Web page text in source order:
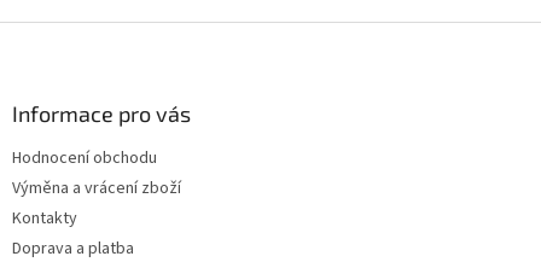
i
Informace pro vás
Hodnocení obchodu
Výměna a vrácení zboží
Kontakty
Doprava a platba